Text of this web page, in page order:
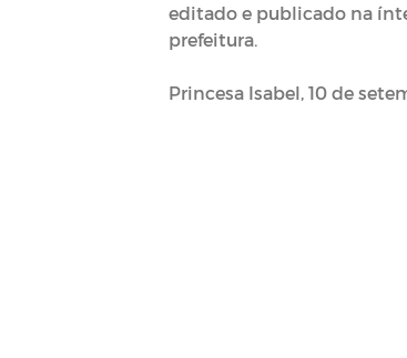
editado e publicado na
prefeitura.
Princesa Isabel, 10 de